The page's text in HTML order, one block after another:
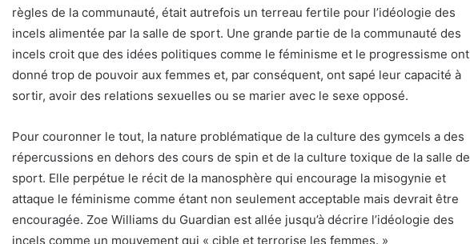
règles de la communauté, était autrefois un terreau fertile pour l’idéologie des
incels alimentée par la salle de sport. Une grande partie de la communauté des
incels croit que des idées politiques comme le féminisme et le progressisme ont
donné trop de pouvoir aux femmes et, par conséquent, ont sapé leur capacité à
sortir, avoir des relations sexuelles ou se marier avec le sexe opposé.
Pour couronner le tout, la nature problématique de la culture des gymcels a des
répercussions en dehors des cours de spin et de la culture toxique de la salle de
sport. Elle perpétue le récit de la manosphère qui encourage la misogynie et
attaque le féminisme comme étant non seulement acceptable mais devrait être
encouragée. Zoe Williams du Guardian est allée jusqu’à décrire l’idéologie des
incels comme un mouvement qui « cible et terrorise les femmes. »